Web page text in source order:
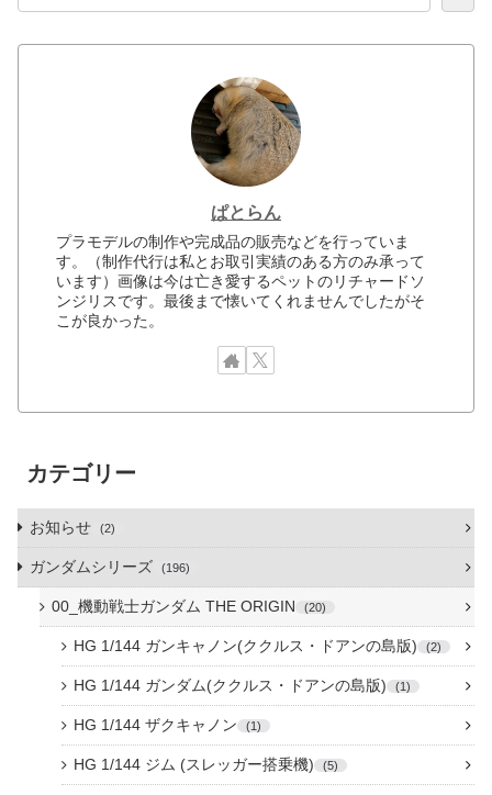
ぱとらん
プラモデルの制作や完成品の販売などを行っていま
す。（制作代行は私とお取引実績のある方のみ承って
います）画像は今は亡き愛するペットのリチャードソ
ンジリスです。最後まで懐いてくれませんでしたがそ
こが良かった。
カテゴリー
お知らせ 2
ガンダムシリーズ 196
00_機動戦士ガンダム THE ORIGIN 20
HG 1/144 ガンキャノン(ククルス・ドアンの島版) 2
HG 1/144 ガンダム(ククルス・ドアンの島版) 1
HG 1/144 ザクキャノン 1
HG 1/144 ジム (スレッガー搭乗機) 5